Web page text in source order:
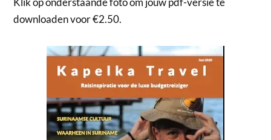
downloaden voor €2.50.